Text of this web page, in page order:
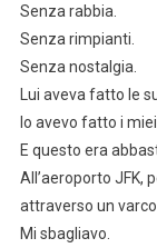
Senza rabbia.
Senza rimpianti.
Senza nostalgia.
Lui aveva fatto le
Io avevo fatto i miei.
E questo era
All’aeroporto JFK,
attraverso un
Mi sbagliavo.